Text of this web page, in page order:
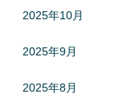
2025年10月
2025年9月
2025年8月